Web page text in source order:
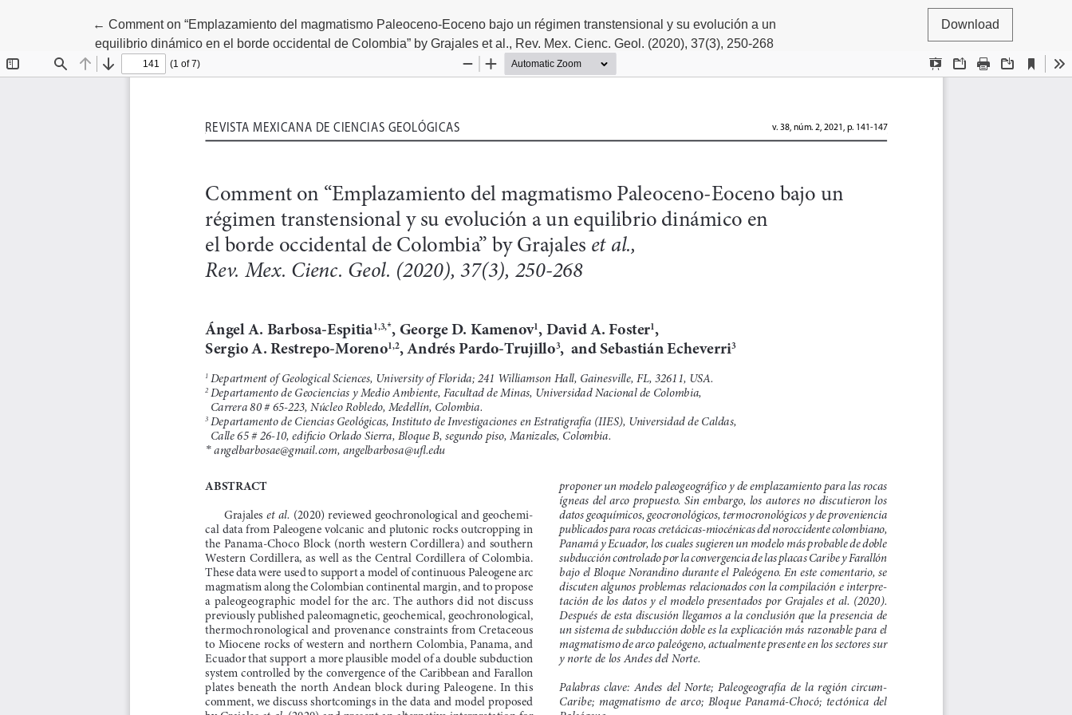
← Return to Article Details
Comment on “Emplazamiento del magmatismo Paleoceno-Eoceno bajo un régimen transtensional y su evolución a un
equilibrio dinámico en el borde occidental de Colombia” by Grajales et al., Rev. Mex. Cienc. Geol. (2020), 37(3), 250-268
Download